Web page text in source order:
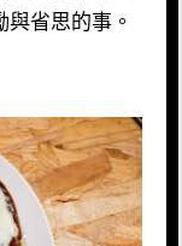
省思的事。